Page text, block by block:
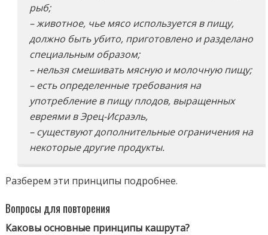
рыб;
– животное, чье мясо используется в пищу,
должно быть убито, приготовлено и разделано
специальным образом;
– нельзя смешивать мясную и молочную пищу;
– есть определенные требования на
употребление в пищу плодов, выращенных
евреями вЭрец-Исраэль,
– существуют дополнительные ограничения на
некоторые другие продукты.
Разберем эти принципы подробнее.
Вопросы для повторения
Каковы основные принципы кашрута?